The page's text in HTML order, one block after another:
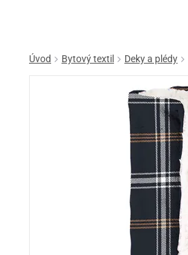
Úvod Bytový textil Deky a plédy